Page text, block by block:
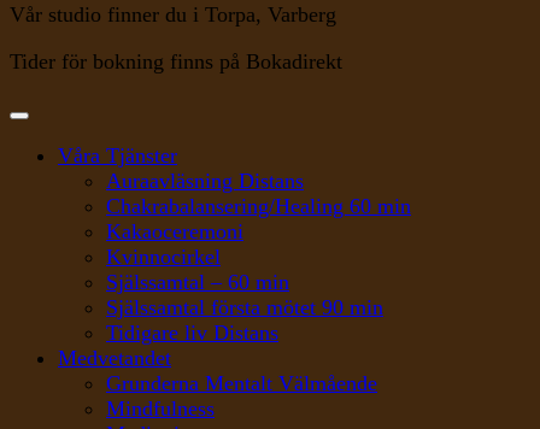
Vår studio finner du i Torpa, Varberg
Tider för bokning finns på Bokadirekt
Våra Tjänster
Auraavläsning Distans
Chakrabalansering/Healing 60 min
Kakaoceremoni
Kvinnocirkel
Själssamtal – 60 min
Själssamtal första mötet 90 min
Tidigare liv Distans
Medvetandet
Grunderna Mentalt Välmående
Mindfulness